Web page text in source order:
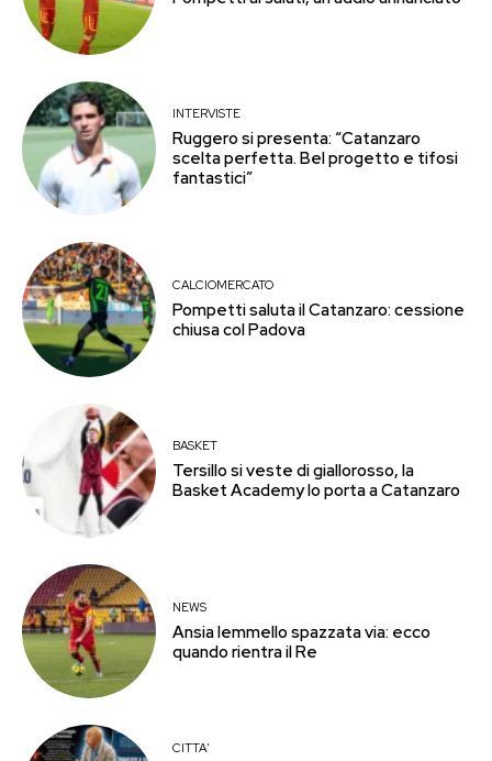
INTERVISTE
Ruggero si presenta: “Catanzaro
scelta perfetta. Bel progetto e tifosi
fantastici”
CALCIOMERCATO
Pompetti saluta il Catanzaro: cessione
chiusa col Padova
BASKET
Tersillo si veste di giallorosso, la
Basket Academy lo porta a Catanzaro
NEWS
Ansia Iemmello spazzata via: ecco
quando rientra il Re
CITTA'